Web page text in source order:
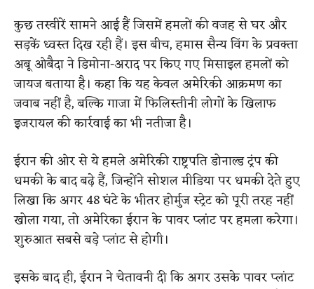
कुछ तस्वीरें सामने आई हैं जिसमें हमलों की वजह से घर और
सड़कें ध्वस्त दिख रही हैं। इस बीच, हमास सैन्य विंग के प्रवक्ता
अबू ओबैदा ने डिमोना-अराद पर किए गए मिसाइल हमलों को
जायज बताया है। कहा कि यह केवल अमेरिकी आक्रमण का
जवाब नहीं है, बल्कि गाजा में फिलिस्तीनी लोगों के खिलाफ
इजरायल की कार्रवाई का भी नतीजा है।
ईरान की ओर से ये हमले अमेरिकी राष्ट्रपति डोनाल्ड ट्रंप की
धमकी के बाद बढ़े हैं, जिन्होंने सोशल मीडिया पर धमकी देते हुए
लिखा कि अगर 48 घंटे के भीतर होर्मुज स्ट्रेट को पूरी तरह नहीं
खोला गया, तो अमेरिका ईरान के पावर प्लांट पर हमला करेगा।
शुरुआत सबसे बड़े प्लांट से होगी।
इसके बाद ही, ईरान ने चेतावनी दी कि अगर उसके पावर प्लांट